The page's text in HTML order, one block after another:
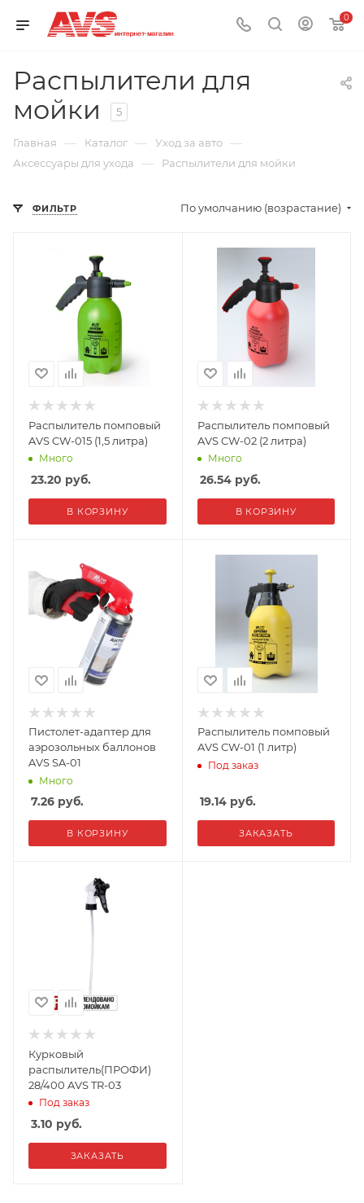
0
Распылители для
мойки
5
Главная — Каталог — Уход за авто —
Аксессуары для ухода — Распылители для мойки
ФИЛЬТР По умолчанию (возрастание)
Распылитель помповый
AVS CW-015 (1,5 литра)
Много
23.20 руб.
В КОРЗИНУ
Распылитель помповый
AVS CW-02 (2 литра)
Много
26.54руб.
В КОРЗИНУ
Пистолет-адаптер для
аэрозольных баллонов
AVS SA-01
Много
7.26 руб.
В КОРЗИНУ
Распылитель помповый
AVS CW-01 (1 литр)
Под заказ
19.14руб.
ЗАКАЗАТЬ
Курковый
распылитель(ПРОФИ)
28/400 AVS TR-03
Под заказ
3.10 руб.
ЗАКАЗАТЬ